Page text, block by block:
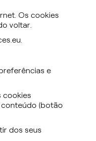
Os cookies
voltar.
e
cookies
conteúdo (botão
dos seus